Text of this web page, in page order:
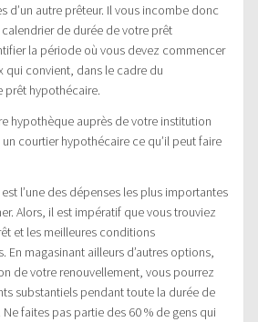
d’un autre prêteur. Il vous incombe donc
de durée de votre prêt
la période où vous devez commencer
qui convient, dans le cadre du
prêt hypothécaire.
hypothèque auprès de votre institution
courtier hypothécaire ce qu’il peut faire
l’une des dépenses les plus importantes
Alors, il est impératif que vous trouviez
et les meilleures conditions
magasinant ailleurs d’autres options,
de votre renouvellement, vous pourrez
substantiels pendant toute la durée de
faites pas partie des 60 % de gens qui